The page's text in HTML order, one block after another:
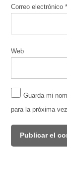
Correo electrónico*
Web
Guarda mi
para la próxima